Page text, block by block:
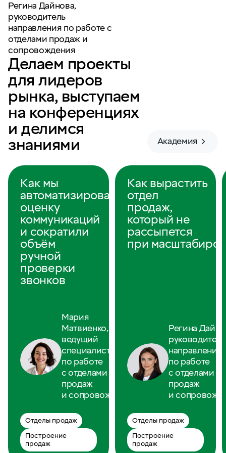
Регина Дайнова,
руководитель
направления по работе с
отделами продаж и
сопровождения
Делаем проекты
для лидеров
рынка, выступаем
на конференциях
и делимся
знаниями
Академия
Как мы
автоматизировали
оценку
коммуникаций
и сократили
объём
ручной
проверки
звонков
Мария
Матвиенко,
ведущий
специалист
по работе
с отделами
продаж
и сопровождения
Отделы продаж
Построение
продаж
Как вырастить
отдел
продаж,
который не
рассыпется
при
Регина
руководитель
направления
по работе
с отделами
продаж
и
Отделы продаж
Построение
продаж